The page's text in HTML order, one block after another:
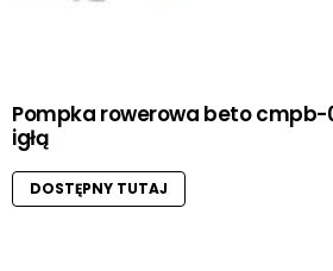
Pompka rowerowa beto cmpb-
igłą
DOSTĘPNY TUTAJ